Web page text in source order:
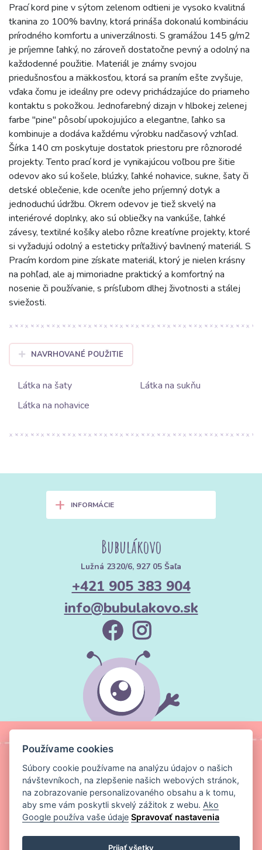
Prací kord pine v sýtom zelenom odtieni je vysoko kvalitná
tkanina zo 100% bavlny, ktorá prináša dokonalú kombináciu
prírodného komfortu a univerzálnosti. S gramážou 145 g/m2
je príjemne ľahký, no zároveň dostatočne pevný a odolný na
každodenné použitie. Materiál je známy svojou
priedušnosťou a mäkkosťou, ktorá sa praním ešte zvyšuje,
vďaka čomu je ideálny pre odevy prichádzajúce do priameho
kontaktu s pokožkou. Jednofarebný dizajn v hlbokej zelenej
farbe "pine" pôsobí upokojujúco a elegantne, ľahko sa
kombinuje a dodáva každému výrobku nadčasový vzhľad.
Šírka 140 cm poskytuje dostatok priestoru pre rôznorodé
projekty. Tento prací kord je vynikajúcou voľbou pre šitie
odevov ako sú košele, blúzky, ľahké nohavice, sukne, šaty či
detské oblečenie, kde oceníte jeho príjemný dotyk a
jednoduchú údržbu. Okrem odevov je tiež skvelý na
interiérové doplnky, ako sú obliečky na vankúše, ľahké
závesy, textilné košíky alebo rôzne kreatívne projekty, ktoré
si vyžadujú odolný a esteticky príťažlivý bavlnený materiál. S
Pracím kordom pine získate materiál, ktorý je nielen krásny
na pohľad, ale aj mimoriadne praktický a komfortný na
nosenie či používanie, s prísľubom dlhej životnosti a stálej
sviežosti.
NAVRHOVANÉ POUŽITIE
Látka na šaty
Látka na sukňu
Látka na nohavice
+ INFORMÁCIE
Bubulákovo
Lužná 2320/6, 927 05 Šaľa
+421 905 383 904
info@bubulakovo.sk
Používame cookies
Súbory cookie používame na analýzu údajov o našich
návštevníkoch, na zlepšenie našich webových stránok,
na zobrazovanie personalizovaného obsahu a k tomu,
aby sme vám poskytli skvelý zážitok z webu. Ako
Google používa vaše údaje Spravovať nastavenia
Prijať všetky